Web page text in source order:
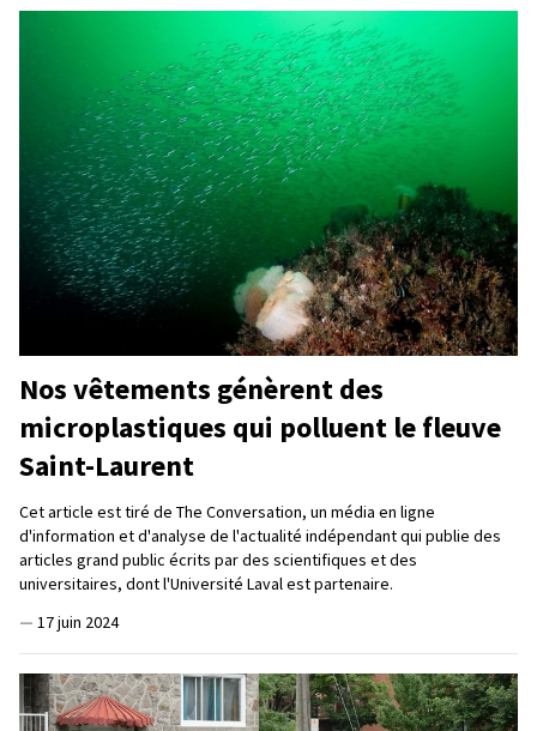
Nos vêtements génèrent des
microplastiques qui polluent le fleuve
Saint-Laurent
Cet article est tiré de The Conversation, un média en ligne
d'information et d'analyse de l'actualité indépendant qui publie des
articles grand public écrits par des scientifiques et des
universitaires, dont l'Université Laval est partenaire.
— 17 juin 2024